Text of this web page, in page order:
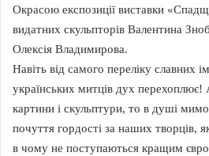
Окрасою експозиції виставки
видатних скульпторів Валентина
Олексія Владимирова.
Навіть від самого переліку славних
українських митців дух перехоплює!
картини і скульптури, то в душі
почуття гордості за наших творців,
в чому не поступаються кращим